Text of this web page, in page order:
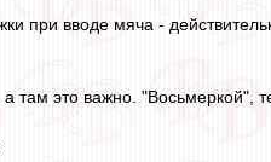
при вводе мяча -
это важно. "Восьмеркой",